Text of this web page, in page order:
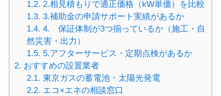
1.2. 2.相見積もりで適正価格（kW単価）を比較
1.3. 3.補助金の申請サポート実績があるか
1.4. 4. 保証体制が3つ揃っているか（施工・自
然災害・出力）
1.5. 5.アフターサービス・定期点検があるか
2. おすすめの設置業者
2.1. 東京ガスの蓄電池・太陽光発電
2.2. エコ×エネの相談窓口